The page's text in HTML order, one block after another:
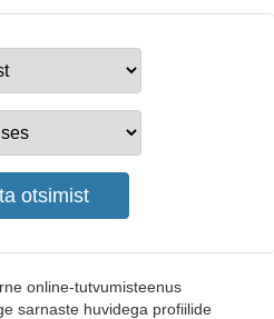
online-tutvumisteenus
sarnaste huvidega profiilide